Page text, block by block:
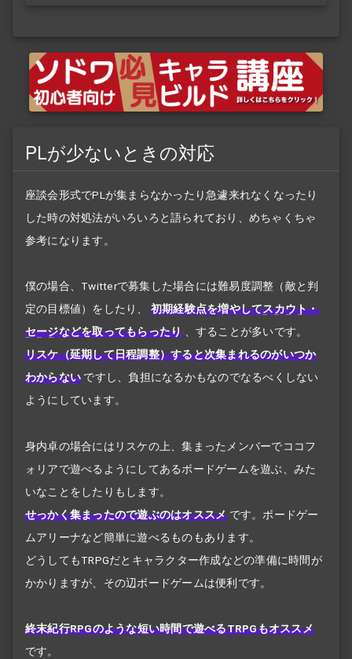
PLが少ないときの対応
座談会形式でPLが集まらなかったり急遽来れなくなったり
した時の対処法がいろいろと語られており、めちゃくちゃ
参考になります。
僕の場合、Twitterで募集した場合には難易度調整（敵と判
定の目標値）をしたり、
初期経験点を増やしてスカウト・
セージなどを取ってもらったり
、することが多いです。
リスケ（延期して日程調整）すると次集まれるのがいつか
わからない ですし、負担になるかもなのでなるべくしない
ようにしています。
身内卓の場合にはリスケの上、集まったメンバーでココフ
ォリアで遊べるようにしてあるボードゲームを遊ぶ、みた
いなことをしたりもします。
せっかく集まったので遊ぶのはオススメ です。ボードゲー
ムアリーナなど簡単に遊べるものもあります。
どうしてもTRPGだとキャラクター作成などの準備に時間が
かかりますが、その辺ボードゲームは便利です。
終末紀行RPGのような短い時間で遊べるTRPGもオススメ
です。